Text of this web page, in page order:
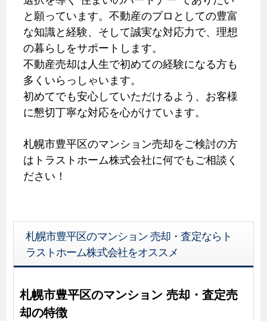
と願っています。不動産のプロとしての豊富
な知識と経験、そして誠実な対応力で、理想
の暮らしをサポートします。
不動産売却は人生で初めての経験になる方も
多くいらっしゃいます。
初めてでも安心していただけるよう、お客様
に懇切丁寧な対応を心がけています。
札幌市豊平区のマンション売却をご検討の方
はトラストホーム株式会社に何でもご相談く
ださい！
札幌市豊平区のマンション 売却・査定ならト
ラストホーム株式会社をオススメ
札幌市豊平区のマンション 売却・査定売
却の特徴